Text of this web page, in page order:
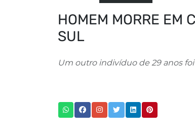
HOMEM MORRE EM
SUL
Um outro indivíduo de 29 anos